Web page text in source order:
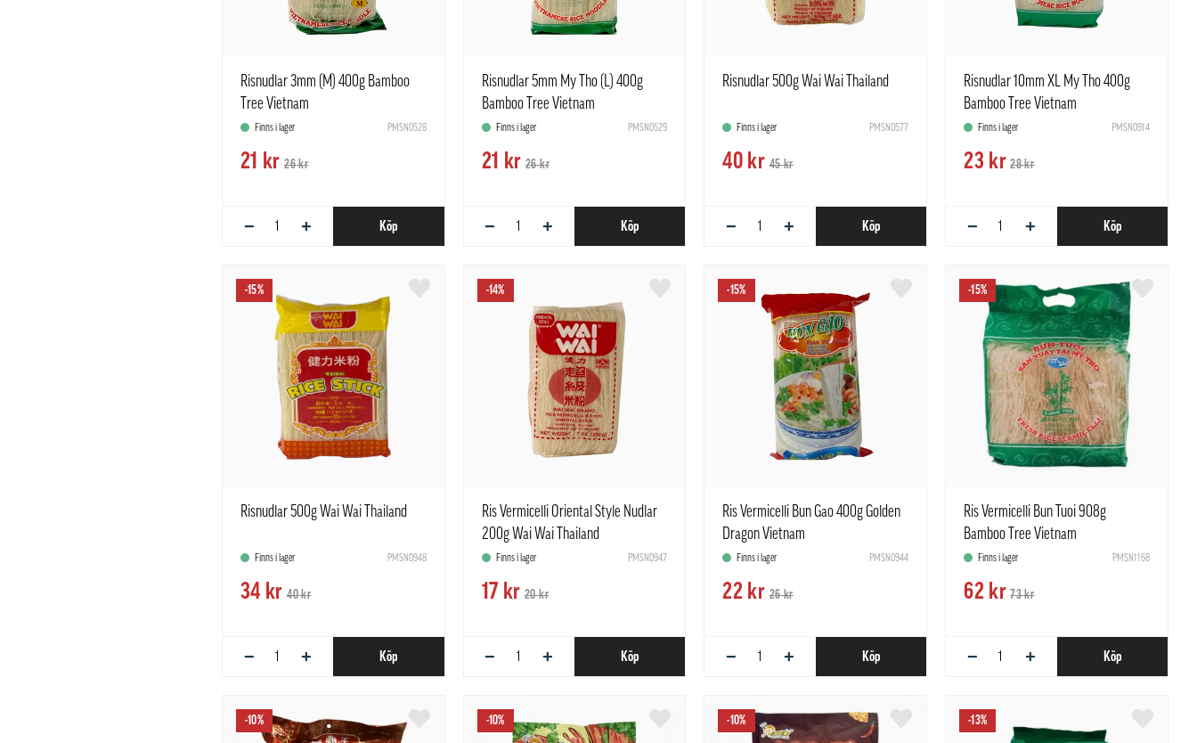
Risnudlar 3mm (M) 400g Bamboo
Tree Vietnam
Finns i lager PMSN0528
21 kr 26 kr
− + Köp
Risnudlar 5mm My Tho (L) 400g
Bamboo Tree Vietnam
Finns i lager PMSN0529
21 kr 26 kr
− + Köp
Risnudlar 500g Wai Wai Thailand
Finns i lager PMSN0577
40 kr 45 kr
− + Köp
Risnudlar 10mm XL My Tho 400g
Bamboo Tree Vietnam
Finns i lager PMSN0914
23 kr 28 kr
− + Köp
-15%
Risnudlar 500g Wai Wai Thailand
Finns i lager PMSN0948
34 kr 40 kr
− + Köp
-14%
Ris Vermicelli Oriental Style Nudlar
200g Wai Wai Thailand
Finns i lager PMSN0947
17 kr 20 kr
− + Köp
-15%
Ris Vermicelli Bun Gao 400g Golden
Dragon Vietnam
Finns i lager PMSN0944
22 kr 26 kr
− + Köp
-15%
Ris Vermicelli Bun Tuoi 908g
Bamboo Tree Vietnam
Finns i lager PMSN1168
62 kr 73 kr
− + Köp
-10% -10% -10% -13%